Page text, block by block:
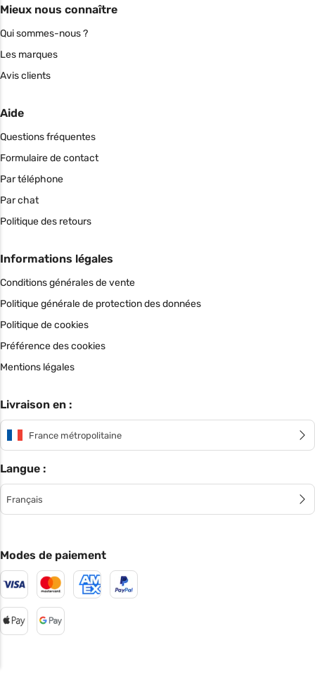
Mieux nous connaître
Qui sommes-nous ?
Les marques
Avis clients
Aide
Questions fréquentes
Formulaire de contact
Par téléphone
Par chat
Politique des retours
Informations légales
Conditions générales de vente
Politique générale de protection des données
Politique de cookies
Préférence des cookies
Mentions légales
Livraison en :
France métropolitaine
Langue :
Français
Modes de paiement